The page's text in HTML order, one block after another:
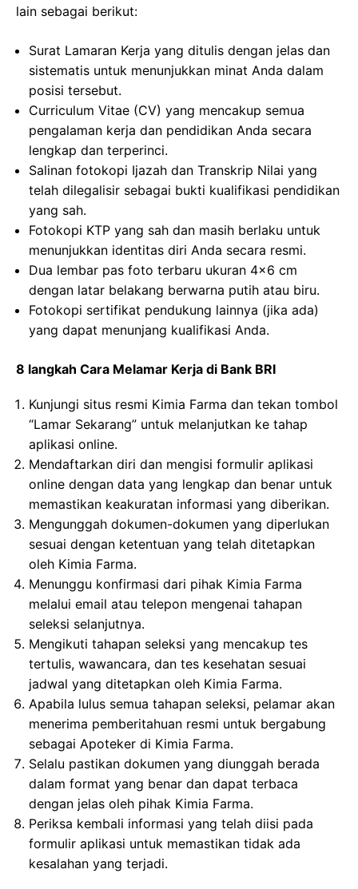
lain sebagai berikut:
Surat Lamaran Kerja yang ditulis dengan jelas dan
sistematis untuk menunjukkan minat Anda dalam
posisi tersebut.
Curriculum Vitae (CV) yang mencakup semua
pengalaman kerja dan pendidikan Anda secara
lengkap dan terperinci.
Salinan fotokopi Ijazah dan Transkrip Nilai yang
telah dilegalisir sebagai bukti kualifikasi pendidikan
yang sah.
Fotokopi KTP yang sah dan masih berlaku untuk
menunjukkan identitas diri Anda secara resmi.
Dua lembar pas foto terbaru ukuran 4×6 cm
dengan latar belakang berwarna putih atau biru.
Fotokopi sertifikat pendukung lainnya (jika ada)
yang dapat menunjang kualifikasi Anda.
8 langkah Cara Melamar Kerja di Bank BRI
Kunjungi situs resmi Kimia Farma dan tekan tombol
“Lamar Sekarang” untuk melanjutkan ke tahap
aplikasi online.
Mendaftarkan diri dan mengisi formulir aplikasi
online dengan data yang lengkap dan benar untuk
memastikan keakuratan informasi yang diberikan.
Mengunggah dokumen-dokumen yang diperlukan
sesuai dengan ketentuan yang telah ditetapkan
oleh Kimia Farma.
Menunggu konfirmasi dari pihak Kimia Farma
melalui email atau telepon mengenai tahapan
seleksi selanjutnya.
Mengikuti tahapan seleksi yang mencakup tes
tertulis, wawancara, dan tes kesehatan sesuai
jadwal yang ditetapkan oleh Kimia Farma.
Apabila lulus semua tahapan seleksi, pelamar akan
menerima pemberitahuan resmi untuk bergabung
sebagai Apoteker di Kimia Farma.
Selalu pastikan dokumen yang diunggah berada
dalam format yang benar dan dapat terbaca
dengan jelas oleh pihak Kimia Farma.
Periksa kembali informasi yang telah diisi pada
formulir aplikasi untuk memastikan tidak ada
kesalahan yang terjadi.